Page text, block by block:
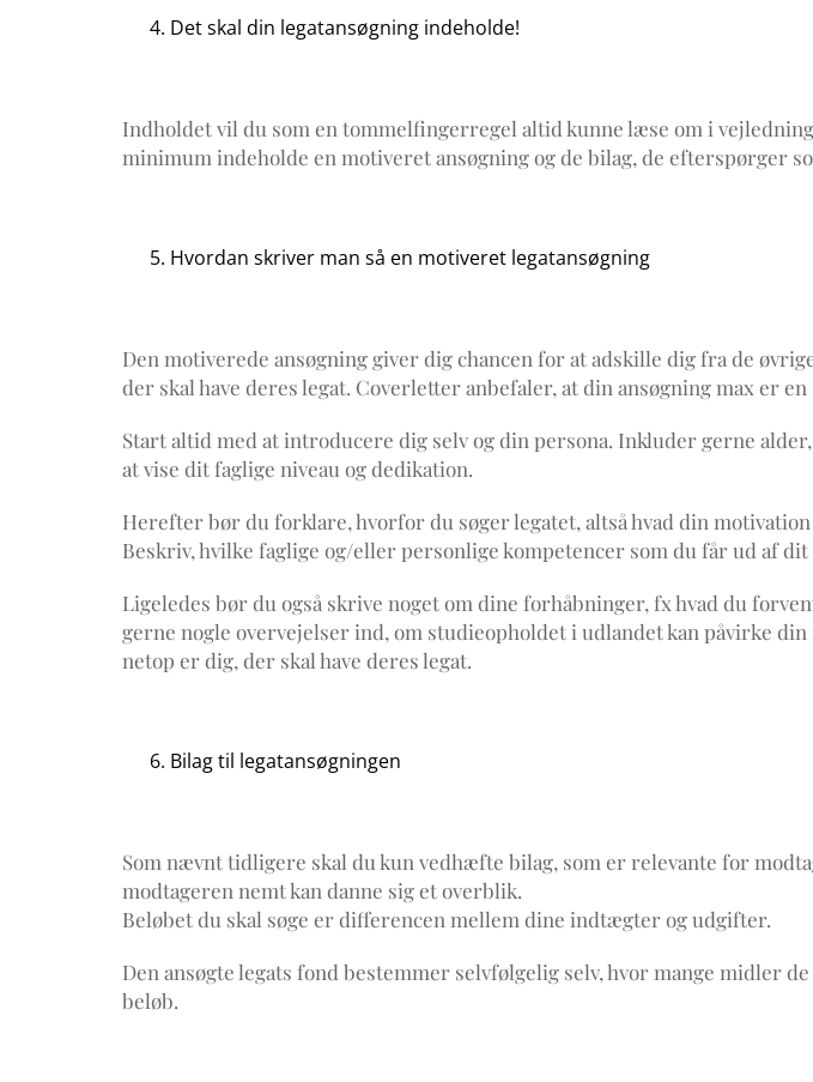
Det skal din legatansøgning indeholde!
Indholdet vil du som en tommelfingerregel altid kunne læse om i
minimum indeholde en motiveret ansøgning og de bilag, de efterspørger
Hvordan skriver man så en motiveret legatansøgning
Den motiverede ansøgning giver dig chancen for at adskille dig fra de
der skal have deres legat. Coverletter anbefaler, at din ansøgning max er
Start altid med at introducere dig selv og din persona. Inkluder gerne
at vise dit faglige niveau og dedikation.
Herefter bør du forklare, hvorfor du søger legatet, altså hvad din
Beskriv, hvilke faglige og/eller personlige kompetencer som du får ud af dit
Ligeledes bør du også skrive noget om dine forhåbninger, fx hvad du
gerne nogle overvejelser ind, om studieopholdet i udlandet kan påvirke
netop er dig, der skal have deres legat.
Bilag til legatansøgningen
Som nævnt tidligere skal du kun vedhæfte bilag, som er relevante for
modtageren nemt kan danne sig et overblik.
Beløbet du skal søge er differencen mellem dine indtægter og udgifter.
Den ansøgte legats fond bestemmer selvfølgelig selv, hvor mange midler
beløb.